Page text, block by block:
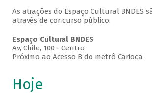
As atrações do Espaço Cultural BNDES
através de concurso público.
Espaço Cultural BNDES
Av, Chile, 100 - Centro
Próximo ao Acesso B do metrô Carioca
Hoje